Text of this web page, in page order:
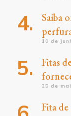
Saiba
10 de
Fitas
25 de
Fita de